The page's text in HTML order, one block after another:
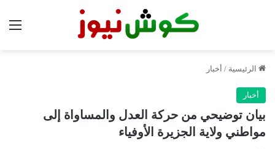
الرئيسية / أخبار
أخبار
بيان توضيحي من حركة العدل والمساواة إلى
مواطني ولاية الجزيرة الأوفياء